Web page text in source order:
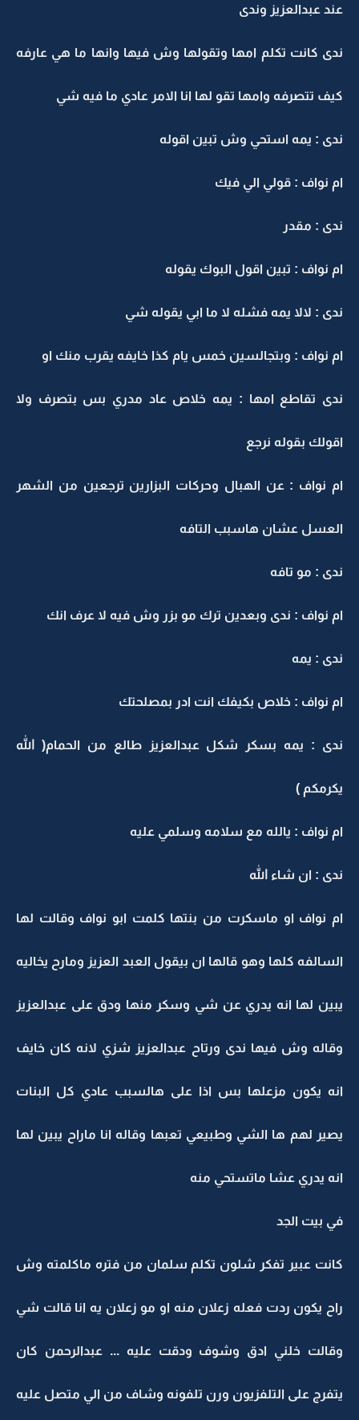
عند عبدالعزيز وندى
ندى كانت تكلم امها وتقولها وش فيها وانها ما هي عارفه
كيف تتصرفه وامها تقو لها انا الامر عادي ما فيه شي
ندى : يمه استحي وش تبين اقوله
ام نواف : قولي الي فيك
ندى : مقدر
ام نواف : تبين اقول البوك يقوله
ندى : لالا يمه فشله لا ما ابي يقوله شي
ام نواف : وبتجالسين خمس يام كذا خايفه يقرب منك او
ندى تقاطع امها : يمه خلاص عاد مدري بس بتصرف ولا
اقولك بقوله نرجع
ام نواف : عن الهبال وحركات البزارين ترجعين من الشهر
العسل عشان هاسبب التافه
ندى : مو تافه
ام نواف : ندى وبعدين ترك مو بزر وش فيه لا عرف انك
ندى : يمه
ام نواف : خلاص بكيفك انت ادر بمصلحتك
ندى : يمه بسكر شكل عبدالعزيز طالع من الحمام( الله
يكرمكم )
ام نواف : يالله مع سلامه وسلمي عليه
ندى : ان شاء الله
ام نواف او ماسكرت من بنتها كلمت ابو نواف وقالت لها
السالفه كلها وهو قالها ان بيقول العبد العزيز ومارح يخاليه
يبين لها انه يدري عن شي وسكر منها ودق على عبدالعزيز
وقاله وش فيها ندى ورتاح عبدالعزيز شزي لانه كان خايف
انه يكون مزعلها بس اذا على هالسبب عادي كل البنات
يصير لهم ها الشي وطبيعي تعبها وقاله انا ماراح يبين لها
انه يدري عشا ماتستحي منه
في بيت الجد
كانت عبير تفكر شلون تكلم سلمان من فتره ماكلمته وش
راح يكون ردت فعله زعلان منه او مو زعلان يه انا قالت شي
وقالت خلني ادق وشوف ودقت عليه ... عبدالرحمن كان
يتفرج على التلفزيون ورن تلفونه وشاف من الي متصل عليه